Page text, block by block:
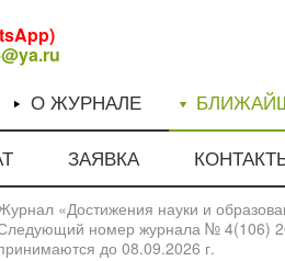
О ЖУРНАЛЕ
ЗАЯВКА
«Достижения науки и
номер журнала № 4(106)
до 08.09.2026 г.